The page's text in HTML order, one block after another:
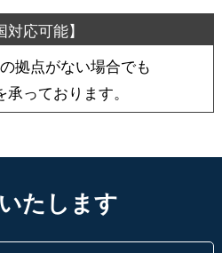
拠点がない場合でも
っております。
たします